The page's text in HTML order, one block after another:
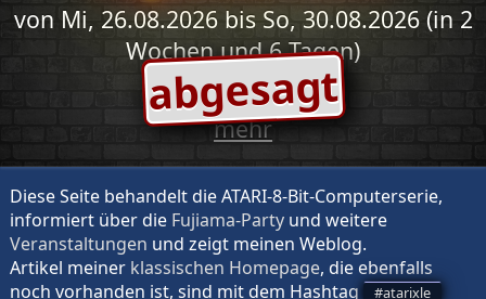
von Mi, 26.08.2026 bis So, 30.08.2026 (in 2
Wochen und 6 Tagen)
abgesagt
mehr
Diese Seite behandelt die ATARI-8-Bit-Computerserie,
informiert über die Fujiama-Partyund weitere
Veranstaltungen und zeigt meinen Weblog.
Artikel meiner klassischen Homepage, die ebenfalls
noch vorhanden ist, sind mit dem Hashtag
atarixle